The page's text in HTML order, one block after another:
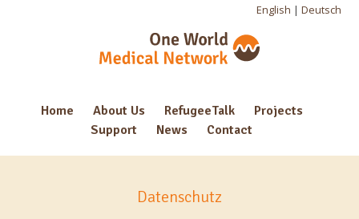
English | Deutsch
Home About Us RefugeeTalk
Projects
Support
News Contact
Datenschutz